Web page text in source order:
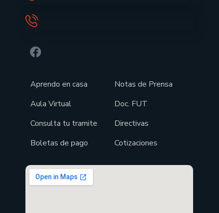
Aprendo en casa
Aula Virtual
Consulta tu tramite
Boletas de pago
Notas de Prensa
Doc. FUT
Directivas
Cotizaciones